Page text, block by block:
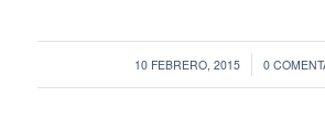
10 FEBRERO, 2015
/ 0